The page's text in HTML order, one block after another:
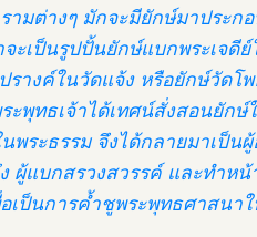
ามต่างๆ มักจะมียักษ์มาประก
ะเป็นรูปปั้นยักษ์แบกพระเจดี
รางค์ในวัดแจ้ง หรือยักษ์วัดโ
ะพุทธเจ้าได้เทศน์สั่งสอนยักษ์
พระธรรม จึงได้กลายมาเป็
ผู้แบกสรวงสวรรค์ และทำห
เป็นการค้ำชูพระพุทธศาสนา